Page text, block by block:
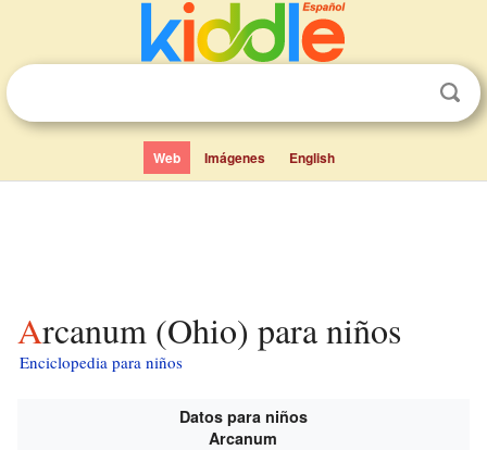
Web Imágenes English
Arcanum (Ohio) para niños
Enciclopedia para niños
Datos para niños
Arcanum